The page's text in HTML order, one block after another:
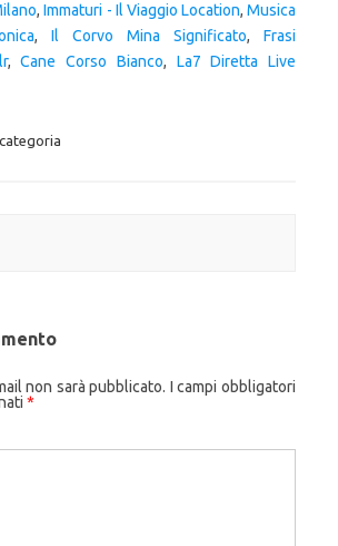
,Immaturi - Il Viaggio Location, Musica
, Il Corvo Mina Significato, Frasi
,Cane Corso Bianco, La7 Diretta Live
non sarà pubblicato. I campi obbligatori
*